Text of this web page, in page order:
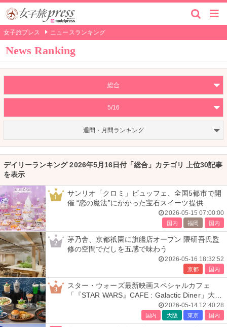
女子旅プレス ニュースランキング
News Ranking
総合
5/16
週間・月間ランキング
デイリーランキング 2026年5月16日付「総合」カテゴリ 上位30記事
を表示
1
サンリオ「クロミ」ビュッフェ、全国5都市で開
催 “恋の魔法”にかかった宝石スイーツ提供
2026-05-15 07:00:00
国内 福岡 国内
2
茅乃舎、京都祇園に旗艦店オープン 隈研吾氏監
修の空間でだしを五感で味わう
2026-05-16 18:32:52
京都 国内
3
スター・ウォーズ最新映画スペシャルカフェ
「『STAR WARS』CAFE : Galactic Diner」大
2026-05-14 12:40:28
国内 大阪 東京 国内